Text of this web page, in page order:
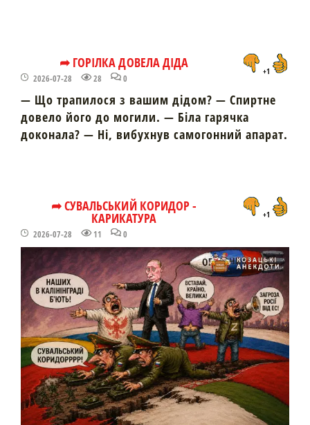
➦ ГОРІЛКА ДОВЕЛА ДІДА
2026-07-28 28 0
+1
— Що трапилося з вашим дідом? — Спиртне
довело його до могили. — Біла гарячка
доконала? — Ні, вибухнув самогонний апарат.
➦ СУВАЛЬСЬКИЙ КОРИДОР -
КАРИКАТУРА
2026-07-28 11 0
+1